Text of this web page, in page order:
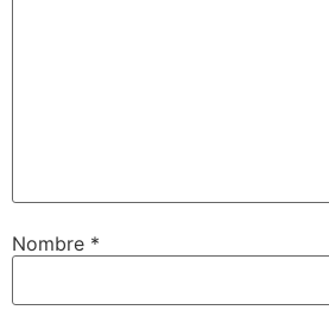
Nombre *